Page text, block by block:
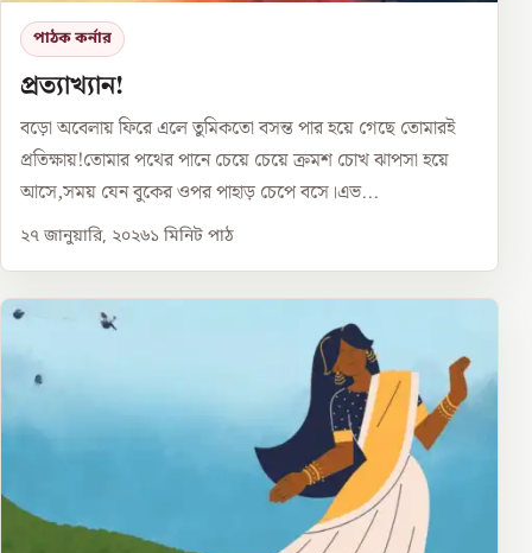
পাঠক কর্নার
প্রত্যাখ্যান!
বড়ো অবেলায় ফিরে এলে তুমিকতো বসন্ত পার হয়ে গেছে তোমারই
প্রতিক্ষায়!তোমার পথের পানে চেয়ে চেয়ে ক্রমশ চোখ ঝাপসা হয়ে
আসে,সময় যেন বুকের ওপর পাহাড় চেপে বসে।এভ...
২৭ জানুয়ারি, ২০২৬১ মিনিট পাঠ